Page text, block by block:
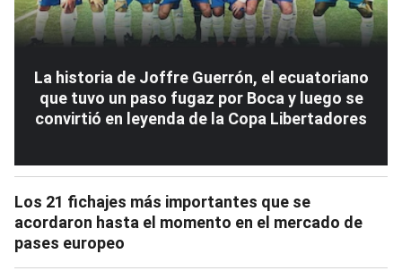
La historia de Joffre Guerrón, el ecuatoriano
que tuvo un paso fugaz por Boca y luego se
convirtió en leyenda de la Copa Libertadores
Los 21 fichajes más importantes que se
acordaron hasta el momento en el mercado de
pases europeo